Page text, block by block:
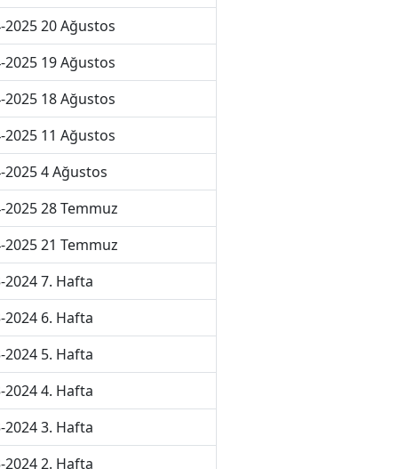
2025 20 Ağustos
2025 19 Ağustos
2025 18 Ağustos
2025 11 Ağustos
2025 4 Ağustos
2025 28 Temmuz
2025 21 Temmuz
2024 7. Hafta
2024 6. Hafta
2024 5. Hafta
2024 4. Hafta
2024 3. Hafta
2024 2. Hafta